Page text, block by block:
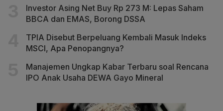
Investor Asing Net Buy Rp 273 M: Lepas Saham
BBCA dan EMAS, Borong DSSA
TPIA Disebut Berpeluang Kembali Masuk Indeks
MSCI, Apa Penopangnya?
Manajemen Ungkap Kabar Terbaru soal Rencana
IPO Anak Usaha DEWA Gayo Mineral